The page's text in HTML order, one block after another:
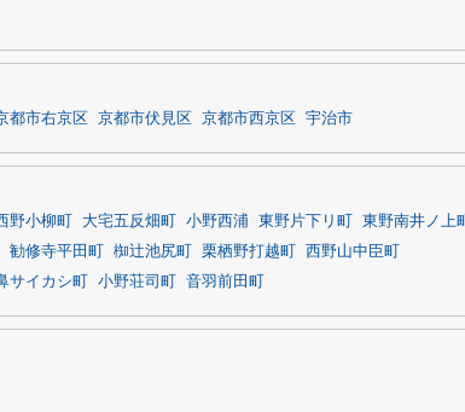
都市右京区 京都市伏見区 京都市西京区 宇治市
野小柳町 大宅五反畑町 小野西浦 東野片下リ町
東野南井ノ上町
勧修寺平田町 椥辻池尻町 栗栖野打越町
西野山中臣町
サイカシ町 小野荘司町 音羽前田町